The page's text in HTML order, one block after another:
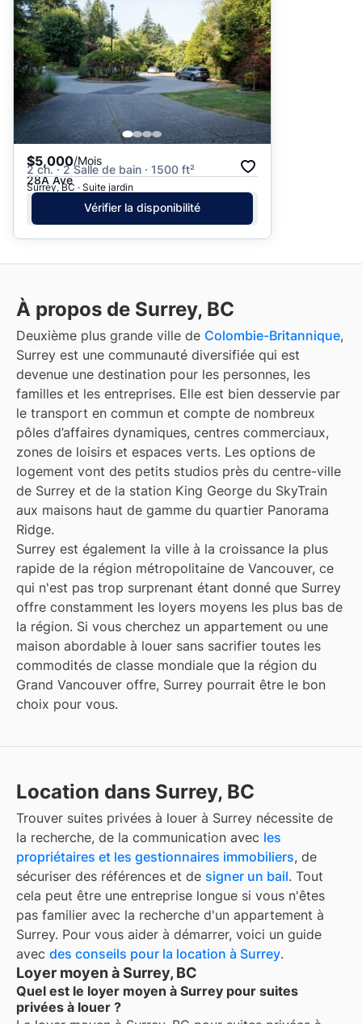
$5,000/Mois
2 ch. · 2 Salle de bain · 1500 ft²
28A Ave
Surrey, BC · Suite jardin
Vérifier la disponibilité
À propos de Surrey, BC
Deuxième plus grande ville de Colombie-Britannique,
Surrey est une communauté diversifiée qui est
devenue une destination pour les personnes, les
familles et les entreprises. Elle est bien desservie par
le transport en commun et compte de nombreux
pôles d’affaires dynamiques, centres commerciaux,
zones de loisirs et espaces verts. Les options de
logement vont des petits studios près du centre-ville
de Surrey et de la station King George du SkyTrain
aux maisons haut de gamme du quartier Panorama
Ridge.
Surrey est également la ville à la croissance la plus
rapide de la région métropolitaine de Vancouver, ce
qui n'est pas trop surprenant étant donné que Surrey
offre constamment les loyers moyens les plus bas de
la région. Si vous cherchez un appartement ou une
maison abordable à louer sans sacrifier toutes les
commodités de classe mondiale que la région du
Grand Vancouver offre, Surrey pourrait être le bon
choix pour vous.
Location dans Surrey, BC
Trouver suites privées à louer à Surrey nécessite de
la recherche, de la communication avec les
propriétaires et les gestionnaires immobiliers, de
sécuriser des références et de signer un bail. Tout
cela peut être une entreprise longue si vous n'êtes
pas familier avec la recherche d'un appartement à
Surrey. Pour vous aider à démarrer, voici un guide
avec des conseils pour la location à Surrey.
Loyer moyen à Surrey, BC
Quel est le loyer moyen à Surrey pour suites
privées à louer ?